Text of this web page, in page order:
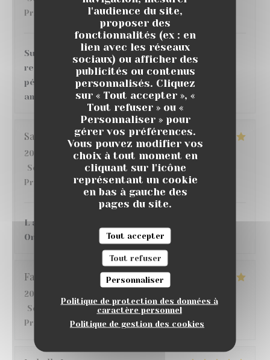
l'audience du site,
proposer des
fonctionnalités (ex : en
lien avec les réseaux
sociaux) ou afficher des
publicités ou contenus
personnalisés. Cliquez
sur « Tout accepter », «
Tout refuser » ou «
Personnaliser » pour
gérer vos préférences.
Vous pouvez modifier vos
choix à tout moment en
cliquant sur l'icône
représentant un cookie
en bas à gauche des
pages du site.
Tout accepter
Tout refuser
Personnaliser
Politique de protection des données à
caractère personnel
Politique de gestion des cookies
Prix
Super moment ! nous avons très bien mangé au
restaurant , de bons vins et cocktails au bar,
pétanque, match de foot sur écran géant, belle
ambiance, je recommande 👌
Sandrine
2026-07-16
- 20:30 - Couverts 3
Service
Ambiance: 5/5 Cuisine: 5/5
Prix
L accueil, l endroit C etait une 1ere pour nous !!
On y reviendra avec grand plaisir !!
Fatima
2026-07-17
Service
Ambiance: 5/5 Cuisine: 5
Prix